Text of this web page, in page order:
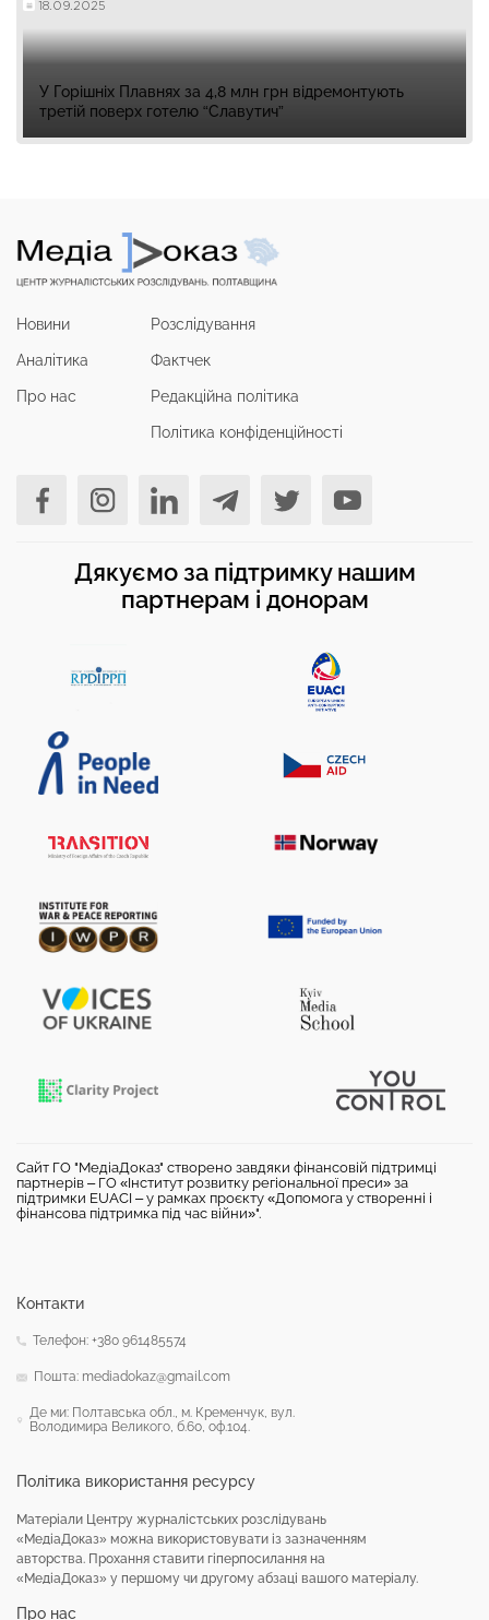
18.09.2025
У Горішніх Плавнях за 4,8 млн грн відремонтують
третій поверх готелю “Славутич”
Новини
Аналітика
Про нас
Розслідування
Фактчек
Редакційна політика
Політика конфіденційності
Дякуємо за підтримку нашим
партнерам і донорам
Сайт ГО "МедіаДоказ" створено завдяки фінансовій підтримці
партнерів – ГО «Інститут розвитку регіональної преси» за
підтримки EUACI – у рамках проєкту «Допомога у створенні і
фінансова підтримка під час війни»".
Про нас
Політика використання ресурсу
Матеріали Центру журналістських розслідувань
«МедіаДоказ» можна використовувати із зазначенням
авторства. Прохання ставити гіперпосилання на
«МедіаДоказ» у першому чи другому абзаці вашого матеріалу.
Контакти
Телефон: +380 961485574
Пошта: mediadokaz@gmail.com
Де ми: Полтавська обл., м. Кременчук, вул.
Володимира Великого, б.60, оф.104.